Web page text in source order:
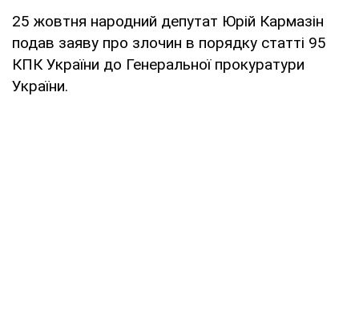
25 жовтня народний депутат Юрій Кармазін
подав заяву про злочин в порядку статті 95
КПК України до Генеральної прокуратури
України.